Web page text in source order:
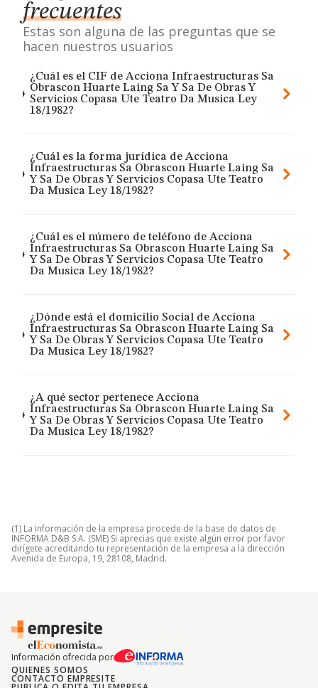
frecuentes
Estas son alguna de las preguntas que se
hacen nuestros usuarios
¿Cuál es el CIF de Acciona Infraestructuras Sa
Obrascon Huarte Laing Sa Y Sa De Obras Y
Servicios Copasa Ute Teatro Da Musica Ley
18/1982?
¿Cuál es la forma jurídica de Acciona
Infraestructuras Sa Obrascon Huarte Laing Sa
Y Sa De Obras Y Servicios Copasa Ute Teatro
Da Musica Ley 18/1982?
¿Cuál es el número de teléfono de Acciona
Infraestructuras Sa Obrascon Huarte Laing Sa
Y Sa De Obras Y Servicios Copasa Ute Teatro
Da Musica Ley 18/1982?
¿Dónde está el domicilio Social de Acciona
Infraestructuras Sa Obrascon Huarte Laing Sa
Y Sa De Obras Y Servicios Copasa Ute Teatro
Da Musica Ley 18/1982?
¿A qué sector pertenece Acciona
Infraestructuras Sa Obrascon Huarte Laing Sa
Y Sa De Obras Y Servicios Copasa Ute Teatro
Da Musica Ley 18/1982?
(1) La información de la empresa procede de la base de datos de
INFORMA D&B S.A. (SME) Si aprecias que existe algún error por favor
dirígete acreditando tu representación de la empresa a la dirección
Avenida de Europa, 19, 28108, Madrid.
Información ofrecida por
QUIENES SOMOS
CONTACTO EMPRESITE